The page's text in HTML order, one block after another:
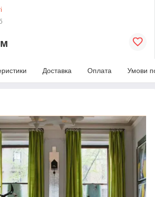
Доставка Оплата Умови